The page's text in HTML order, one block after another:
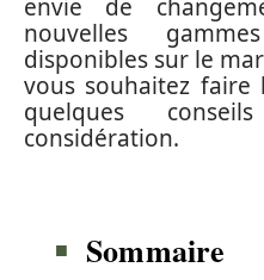
envie de
nouvelles
disponibles sur le
vous souhaitez faire
quelques
considération.
Sommaire